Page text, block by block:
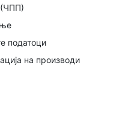
(ЧПП)
податоци
на производи